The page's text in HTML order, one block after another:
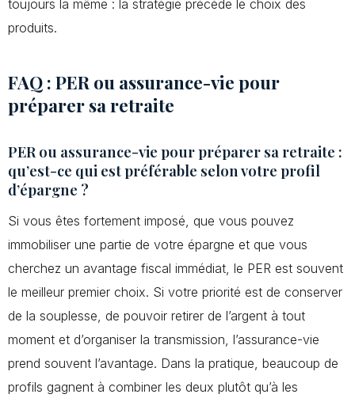
toujours la même : la stratégie précède le choix des
produits.
FAQ : PER ou assurance-vie pour
préparer sa retraite
PER ou assurance-vie pour préparer sa retraite :
qu’est-ce qui est préférable selon votre profil
d’épargne ?
Si vous êtes fortement imposé, que vous pouvez
immobiliser une partie de votre épargne et que vous
cherchez un avantage fiscal immédiat, le PER est souvent
le meilleur premier choix. Si votre priorité est de conserver
de la souplesse, de pouvoir retirer de l’argent à tout
moment et d’organiser la transmission, l’assurance-vie
prend souvent l’avantage. Dans la pratique, beaucoup de
profils gagnent à combiner les deux plutôt qu’à les